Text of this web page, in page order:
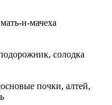
и-мачеха
солодка
почки, алтей,